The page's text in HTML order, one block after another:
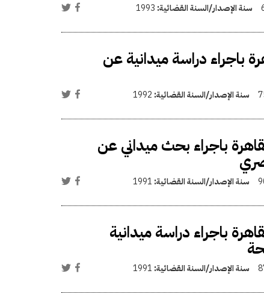
سنة الإصدار/السنة القضائية: 1993
باجراء دراسة ميدانية عن
سنة الإصدار/السنة القضائية: 1992
باجراء بحث ميداني عن
سنة الإصدار/السنة القضائية: 1991
باجراء دراسة ميدانية
سنة الإصدار/السنة القضائية: 1991